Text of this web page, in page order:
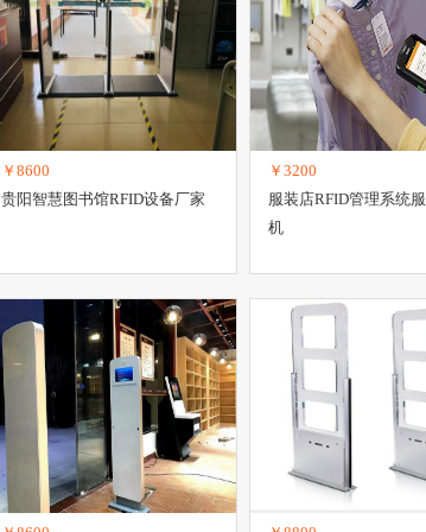
￥8600
贵阳智慧图书馆RFID设备厂家
￥3200
服装店RFID管理系统
机